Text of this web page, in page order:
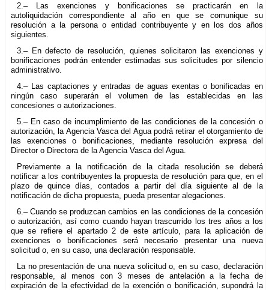
2.– Las exenciones y bonificaciones se practicarán en la
autoliquidación correspondiente al año en que se comunique su
resolución a la persona o entidad contribuyente y en los dos años
siguientes.
3.– En defecto de resolución, quienes solicitaron las exenciones y
bonificaciones podrán entender estimadas sus solicitudes por silencio
administrativo.
4.– Las captaciones y entradas de aguas exentas o bonificadas en
ningún caso superarán el volumen de las establecidas en las
concesiones o autorizaciones.
5.– En caso de incumplimiento de las condiciones de la concesión o
autorización, la Agencia Vasca del Agua podrá retirar el otorgamiento de
las exenciones o bonificaciones, mediante resolución expresa del
Director o Directora de la Agencia Vasca del Agua.
Previamente a la notificación de la citada resolución se deberá
notificar a los contribuyentes la propuesta de resolución para que, en el
plazo de quince días, contados a partir del día siguiente al de la
notificación de dicha propuesta, pueda presentar alegaciones.
6.– Cuando se produzcan cambios en las condiciones de la concesión
o autorización, así como cuando hayan trascurrido los tres años a los
que se refiere el apartado 2 de este artículo, para la aplicación de
exenciones o bonificaciones será necesario presentar una nueva
solicitud o, en su caso, una declaración responsable.
La no presentación de una nueva solicitud o, en su caso, declaración
responsable, al menos con 3 meses de antelación a la fecha de
expiración de la efectividad de la exención o bonificación, supondrá la